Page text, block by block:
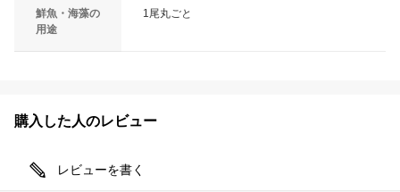
鮮魚・海藻の
用途
1尾丸ごと
購入した人のレビュー
レビューを書く